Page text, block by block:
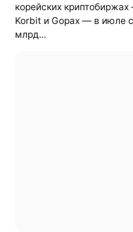
корейских
Korbit и Gopax — в июле
млрд...